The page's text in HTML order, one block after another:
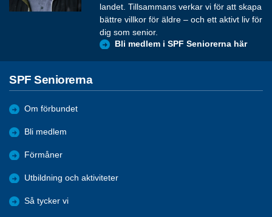
landet. Tillsammans verkar vi för att skapa
bättre villkor för äldre – och ett aktivt liv för
dig som senior.
Bli medlem i SPF Seniorerna här
SPF Seniorerna
Om förbundet
Bli medlem
Förmåner
Utbildning och aktiviteter
Så tycker vi